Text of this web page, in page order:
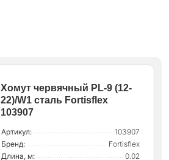
Хомут червячный PL-9 (12-
22)/W1 сталь Fortisflex
103907
Артикул:
103907
Бренд:
Fortisflex
Длина, м:
0.02